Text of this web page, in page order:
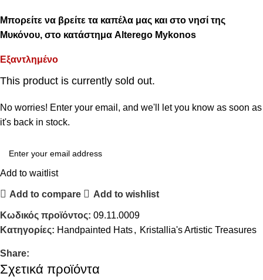
Μπορείτε να βρείτε τα καπέλα μας και στο νησί της
Μυκόνου, στο κατάστημα Alterego Mykonos
Εξαντλημένο
This product is currently sold out.
No worries! Enter your email, and we'll let you know as soon as
it's back in stock.
Add to waitlist
Add to compare Add to wishlist
Κωδικός προϊόντος: 09.11.0009
Κατηγορίες: Handpainted Hats, Kristallia's Artistic Treasures
Share:
Σχετικά προϊόντα